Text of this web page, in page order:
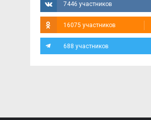
7446 участников
16075 участников
688 участников